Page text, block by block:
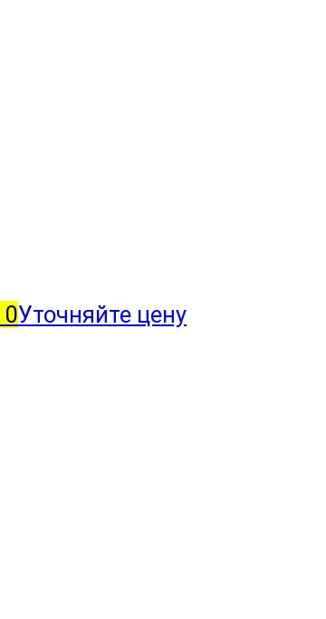
0Уточняйте цену